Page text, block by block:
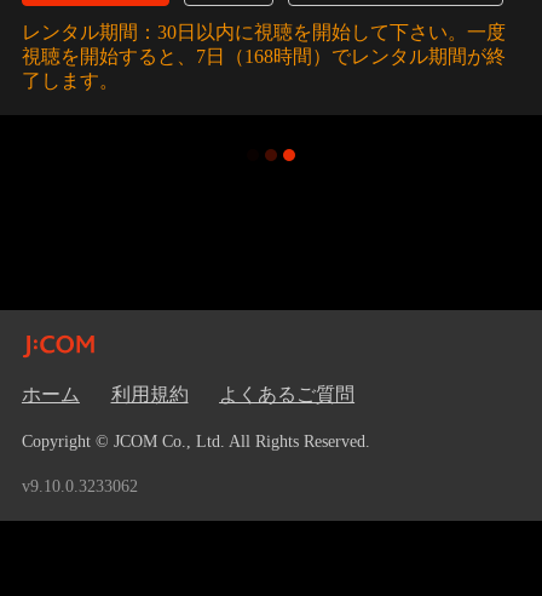
レンタル期間：30日以内に視聴を開始して下さい。一度
視聴を開始すると、7日（168時間）でレンタル期間が終
了します。
ホーム 利用規約 よくあるご質問
Copyright © JCOM Co., Ltd. All Rights Reserved.
v9.10.0.3233062